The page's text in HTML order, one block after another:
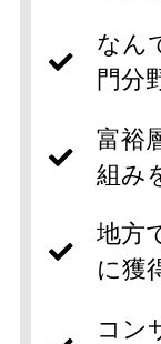
なん
門分
富裕
組み
地方
に獲
コン